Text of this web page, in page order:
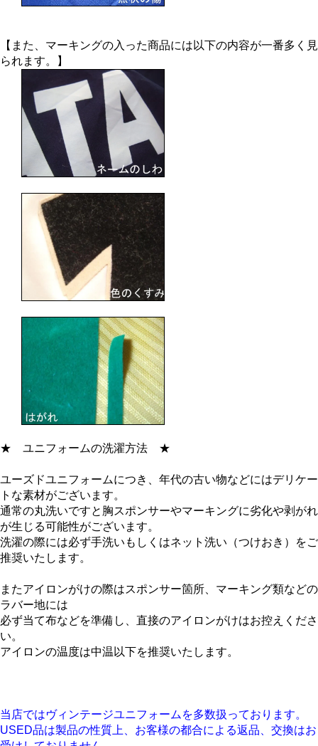
【また、マーキングの入った商品には以下の内容が一番多く見
られます。】
★ ユニフォームの洗濯方法 ★
ユーズドユニフォームにつき、年代の古い物などにはデリケー
トな素材がございます。
通常の丸洗いですと胸スポンサーやマーキングに劣化や剥がれ
が生じる可能性がございます。
洗濯の際には必ず手洗いもしくはネット洗い（つけおき）をご
推奨いたします。
またアイロンがけの際はスポンサー箇所、マーキング類などの
ラバー地には
必ず当て布などを準備し、直接のアイロンがけはお控えくださ
い。
アイロンの温度は中温以下を推奨いたします。
当店ではヴィンテージユニフォームを多数扱っております。
USED品は製品の性質上、お客様の都合による返品、交換はお